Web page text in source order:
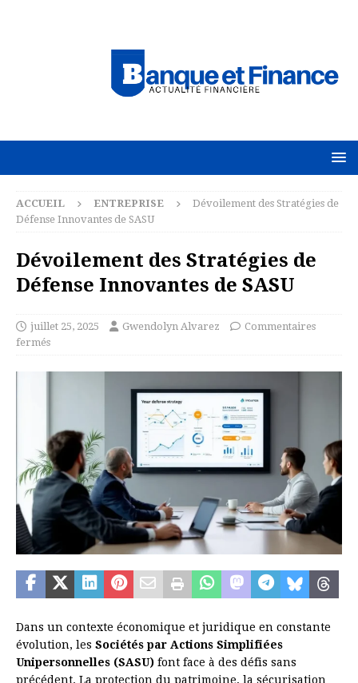
ACCUEIL ENTREPRISE
Dévoilement des Stratégies de
Défense Innovantes de SASU
Dévoilement des Stratégies de
Défense Innovantes de SASU
juillet 25, 2025 Gwendolyn Alvarez
Commentaires
fermés
Dans un contexte économique et juridique en constante
évolution, les Sociétés par Actions Simplifiées
Unipersonnelles (SASU) font face à des défis sans
précédent. La protection du patrimoine, la sécurisation